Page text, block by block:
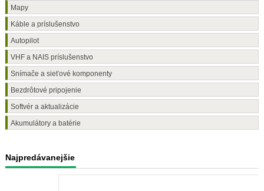
Mapy
Káble a príslušenstvo
Autopilot
VHF a NAIS príslušenstvo
Snímače a sieťové komponenty
Bezdrôtové pripojenie
Softvér a aktualizácie
Akumulátory a batérie
Najpredávanejšie